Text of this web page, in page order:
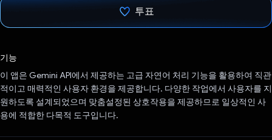
투표
기능
이 앱은 Gemini API에서 제공하는 고급 자연어 처리 기능을 활용하여 직관
적이고 매력적인 사용자 환경을 제공합니다. 다양한 작업에서 사용자를 지
원하도록 설계되었으며 맞춤설정된 상호작용을 제공하므로 일상적인 사
용에 적합한 다목적 도구입니다.